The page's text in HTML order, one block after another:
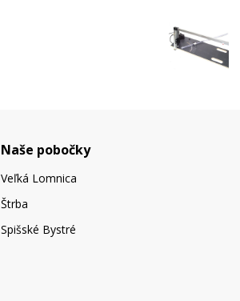
Naše pobočky
Veľká Lomnica
Štrba
Spišské Bystré